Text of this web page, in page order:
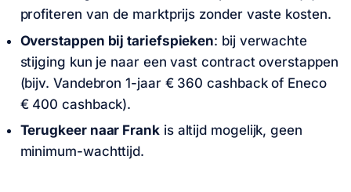
profiteren van de marktprijs zonder vaste kosten.
Overstappen bij tariefspieken: bij verwachte
stijging kun je naar een vast contract overstappen
(bijv. Vandebron 1-jaar € 360 cashback of Eneco
€ 400 cashback).
Terugkeer naar Frankis altijd mogelijk, geen
minimum-wachttijd.